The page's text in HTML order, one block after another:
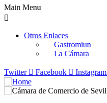
Main Menu
Otros Enlaces
Gastromiun
La Cámara
Twitter Facebook Instagram